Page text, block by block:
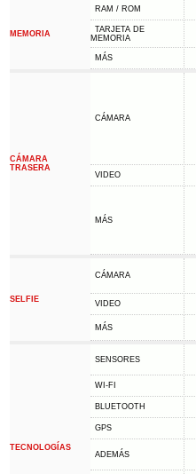
MEMORIA
RAM / ROM
TARJETA DE
MEMORIA
MÁS
CÁMARA
TRASERA
CÁMARA
VIDEO
MÁS
SELFIE
CÁMARA
VIDEO
MÁS
TECNOLOGÍAS
SENSORES
WI-FI
BLUETOOTH
GPS
ADEMÁS